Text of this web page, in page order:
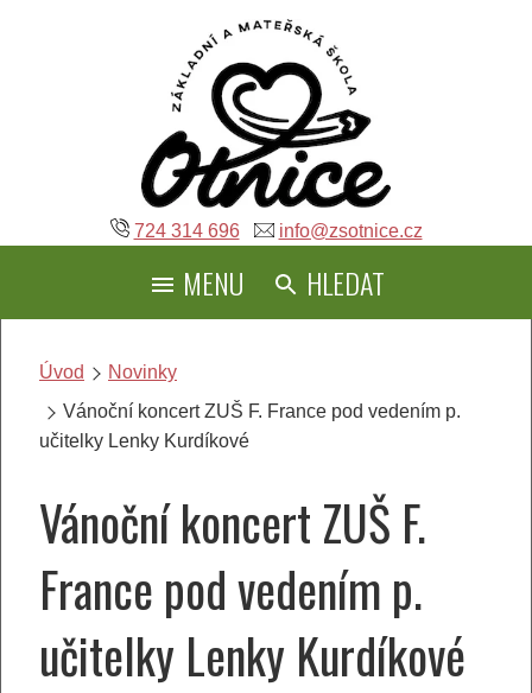
724 314 696 info@zsotnice.cz
MENU HLEDAT
Úvod
Novinky
Vánoční koncert ZUŠ F. France pod vedením p.
učitelky Lenky Kurdíkové
Vánoční koncert ZUŠ F.
France pod vedením p.
učitelky Lenky Kurdíkové